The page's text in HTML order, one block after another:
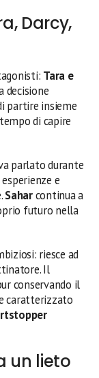
Darcy,
Tara e
decisione
partire insieme
di capire
parlato durante
e
Saharcontinua a
futuro nella
riesce ad
Il
conservando il
caratterizzato
un lieto